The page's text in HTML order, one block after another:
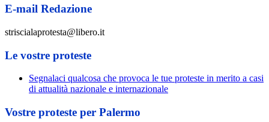
E-mail Redazione
striscialaprotesta@libero.it
Le vostre proteste
Segnalaci qualcosa che provoca le tue proteste in merito a casi
di attualità nazionale e internazionale
Vostre proteste per Palermo